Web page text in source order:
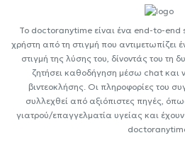
Το doctoranytime είναι ένα end-to-end
χρήστη από τη στιγμή που αντιμετωπίζει
στιγμή της λύσης του, δίνοντάς του τη
ζητήσει καθοδήγηση μέσω chat και
βιντεοκλήσης. Οι πληροφορίες του
συλλεχθεί από αξιόπιστες πηγές,
γιατρού/επαγγελματία υγείας και